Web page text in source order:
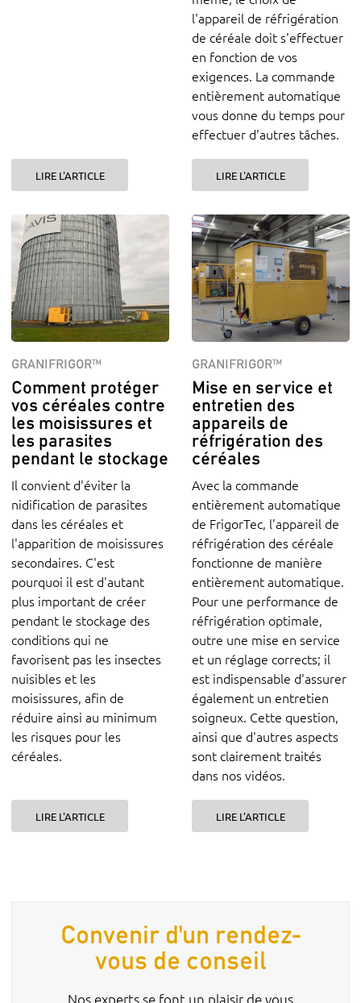
LIRE L'ARTICLE
l'appareil de réfrigération
de céréale doit s'effectuer
en fonction de vos
exigences. La commande
entièrement automatique
vous donne du temps pour
effectuer d'autres tâches.
LIRE L'ARTICLE
GRANIFRIGOR™
Comment protéger
vos céréales contre
les moisissures et
les parasites
pendant le stockage
Il convient d'éviter la
nidification de parasites
dans les céréales et
l'apparition de moisissures
secondaires. C'est
pourquoi il est d'autant
plus important de créer
pendant le stockage des
conditions qui ne
favorisent pas les insectes
nuisibles et les
moisissures, afin de
réduire ainsi au minimum
les risques pour les
céréales.
LIRE L'ARTICLE
GRANIFRIGOR™
Mise en service et
entretien des
appareils de
réfrigération des
céréales
Avec la commande
entièrement automatique
de FrigorTec, l'appareil de
réfrigération des céréale
fonctionne de manière
entièrement automatique.
Pour une performance de
réfrigération optimale,
outre une mise en service
et un réglage corrects; il
est indispensable d'assurer
également un entretien
soigneux. Cette question,
ainsi que d'autres aspects
sont clairement traités
dans nos vidéos.
LIRE L'ARTICLE
Convenir d'un rendez-
vous de conseil
Nos experts se font un plaisir de vous